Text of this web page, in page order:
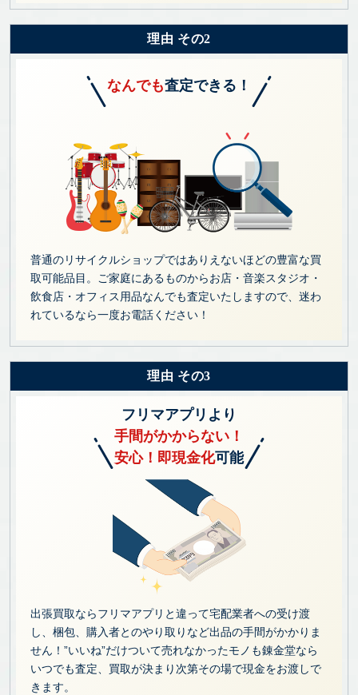
理由 その2
なんでも査定できる！
普通のリサイクルショップではありえないほどの豊富な買
取可能品目。ご家庭にあるものからお店・音楽スタジオ・
飲食店・オフィス用品なんでも査定いたしますので、迷わ
れているなら一度お電話ください！
理由 その3
フリマアプリより
手間がかからない！
安心！即現金化可能
出張買取ならフリマアプリと違って宅配業者への受け渡
し、梱包、購入者とのやり取りなど出品の手間がかかりま
せん！”いいね”だけついて売れなかったモノも錬金堂なら
いつでも査定、買取が決まり次第その場で現金をお渡しで
きます。